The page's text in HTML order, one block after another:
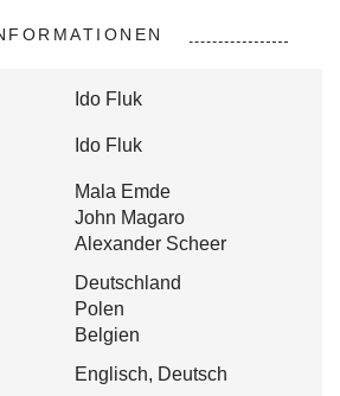
Ido Fluk
Ido Fluk
Mala Emde
John Magaro
Alexander Scheer
Deutschland
Polen
Belgien
Englisch, Deutsch